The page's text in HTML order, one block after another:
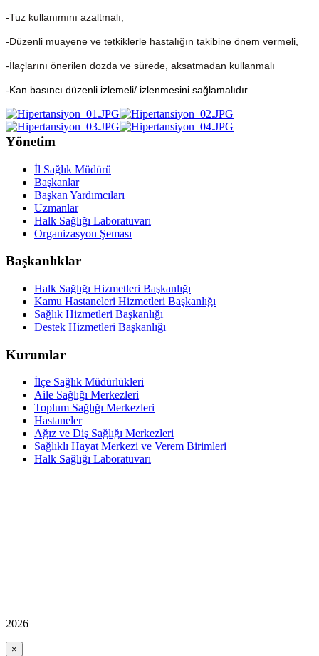
-Tuz kullanımını azaltmalı,
-Düzenli muayene ve tetkiklerle hastalığın takibine önem vermeli,
-İlaçlarını önerilen dozda ve sürede, aksatmadan kullanmalı
-Kan basıncı düzenli izlemeli/ izlenmesini sağlamalıdır.
Yönetim
İl Sağlık Müdürü
Başkanlar
Başkan Yardımcıları
Uzmanlar
Halk Sağlığı Laboratuvarı
Organizasyon Şeması
Başkanlıklar
Halk Sağlığı Hizmetleri Başkanlığı
Kamu Hastaneleri Hizmetleri Başkanlığı
Sağlık Hizmetleri Başkanlığı
Destek Hizmetleri Başkanlığı
Kurumlar
İlçe Sağlık Müdürlükleri
Aile Sağlığı Merkezleri
Toplum Sağlığı Merkezleri
Hastaneler
Ağız ve Diş Sağlığı Merkezleri
Sağlıklı Hayat Merkezi ve Verem Birimleri
Halk Sağlığı Laboratuvarı
2026
×